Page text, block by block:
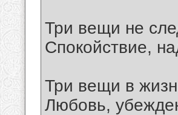
Три вещи не
Спокойствие,
Три вещи в
Любовь,